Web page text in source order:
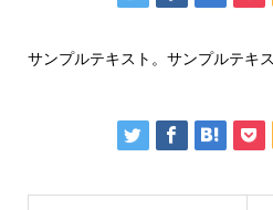
サンプルテキスト。サンプルテキス